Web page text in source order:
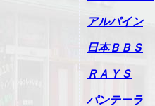
アルパイン
日本ＢＢＳ
ＲＡＹＳ
パンテーラ